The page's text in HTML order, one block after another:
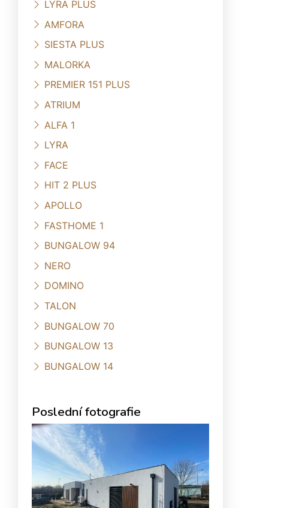
LYRA PLUS
AMFORA
SIESTA PLUS
MALORKA
PREMIER 151 PLUS
ATRIUM
ALFA 1
LYRA
FACE
HIT 2 PLUS
APOLLO
FASTHOME 1
BUNGALOW 94
NERO
DOMINO
TALON
BUNGALOW 70
BUNGALOW 13
BUNGALOW 14
Poslední fotografie